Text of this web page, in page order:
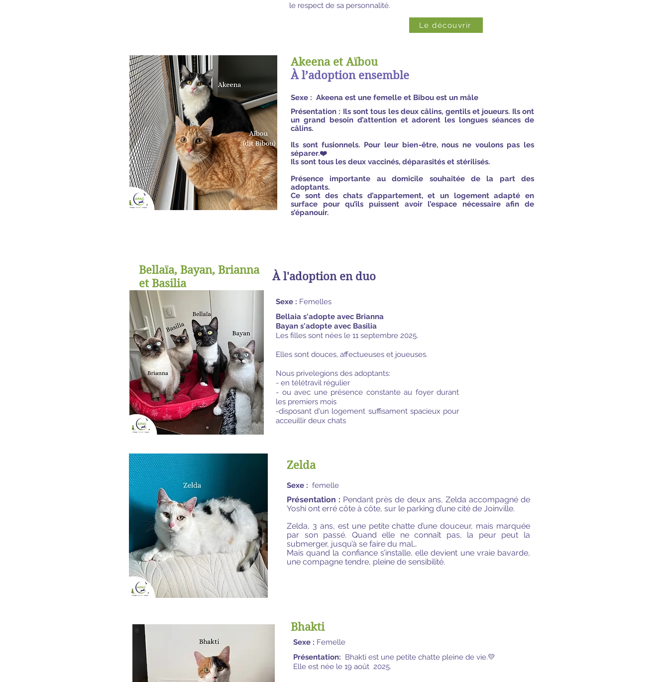
le respect de sa personnalité.
Le découvrir
Akeena et Aïbou
À l’adoption ensemble
Sexe : Akeena est une femelle et Bibou est un mâle
Présentation : Ils sont tous les deux câlins, gentils et joueurs. Ils ont
un grand besoin d’attention et adorent les longues séances de
câlins.
Ils sont fusionnels. Pour leur bien-être, nous ne voulons pas les
séparer.❤️
Ils sont tous les deux vaccinés, déparasités et stérilisés.
Présence importante au domicile souhaitée de la part des
adoptants.
Ce sont des chats d’appartement, et un logement adapté en
surface pour qu’ils puissent avoir l’espace nécessaire afin de
s’épanouir.
Sexe : Femelles
Bellaia s'adopte avec Brianna
Bayan s'adopte avec Basilia
Les filles sont nées le 11 septembre 2025.
Elles sont douces, affectueuses et joueuses.
Nous privelegions des adoptants:
- en télétravil régulier
- ou avec une présence constante au foyer durant
les premiers mois
-disposant d'un logement suffisament spacieux pour
acceuillir deux chats
Bellaïa, Bayan, Brianna
et Basilia
À l'adoption en duo
Zelda
Sexe : femelle
Présentation : Pendant près de deux ans, Zelda accompagné de
Yoshi ont erré côte à côte, sur le parking d’une cité de Joinville.
Zelda, 3 ans, est une petite chatte d’une douceur, mais marquée
par son passé. Quand elle ne connaît pas, la peur peut la
submerger, jusqu’à se faire du mal…
Mais quand la confiance s’installe, elle devient une vraie bavarde,
une compagne tendre, pleine de sensibilité.
Bhakti
Sexe : Femelle
Présentation: Bhakti est une petite chatte pleine de vie.💛
Elle est née le 19 août 2025.